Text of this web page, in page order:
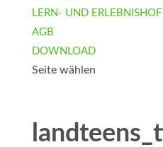
LERN- UND ERLEBNISHOF
AGB
DOWNLOAD
Seite wählen